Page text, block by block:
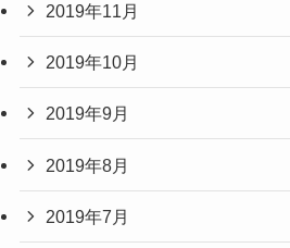
2019年11月
2019年10月
2019年9月
2019年8月
2019年7月